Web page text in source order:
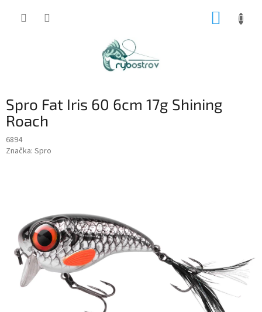
Spro Fat Iris 60 6cm 17g Shining
Roach
6894
Značka: Spro